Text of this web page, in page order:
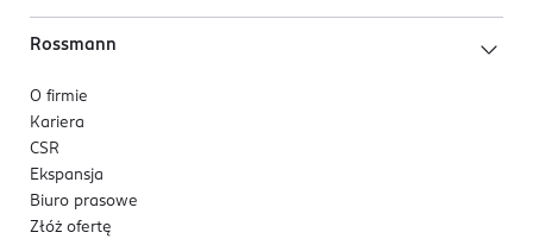
Rossmann
O firmie
Kariera
CSR
Ekspansja
Biuro prasowe
Złóż ofertę